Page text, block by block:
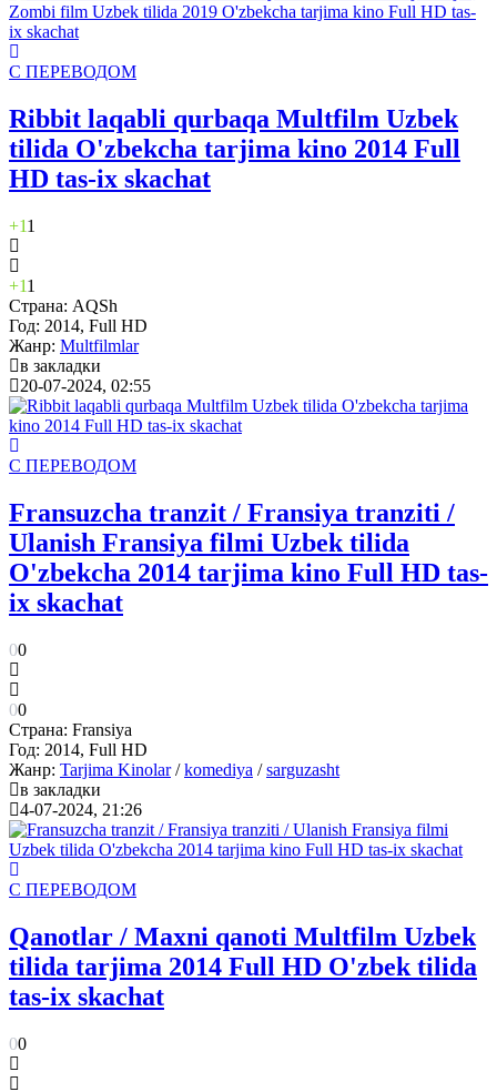
С ПЕРЕВОДОМ
Ribbit laqabli qurbaqa Multfilm Uzbek
tilida O'zbekcha tarjima kino 2014 Full
HD tas-ix skachat
+11
+11
Страна: AQSh
Год: 2014, Full HD
Жанр: Multfilmlar
в закладки
20-07-2024, 02:55
С ПЕРЕВОДОМ
Fransuzcha tranzit / Fransiya tranziti /
Ulanish Fransiya filmi Uzbek tilida
O'zbekcha 2014 tarjima kino Full HD tas-
ix skachat
00
00
Страна: Fransiya
Год: 2014, Full HD
Жанр: Tarjima Kinolar/komediya /sarguzasht
в закладки
4-07-2024, 21:26
С ПЕРЕВОДОМ
Qanotlar / Maxni qanoti Multfilm Uzbek
tilida tarjima 2014 Full HD O'zbek tilida
tas-ix skachat
00